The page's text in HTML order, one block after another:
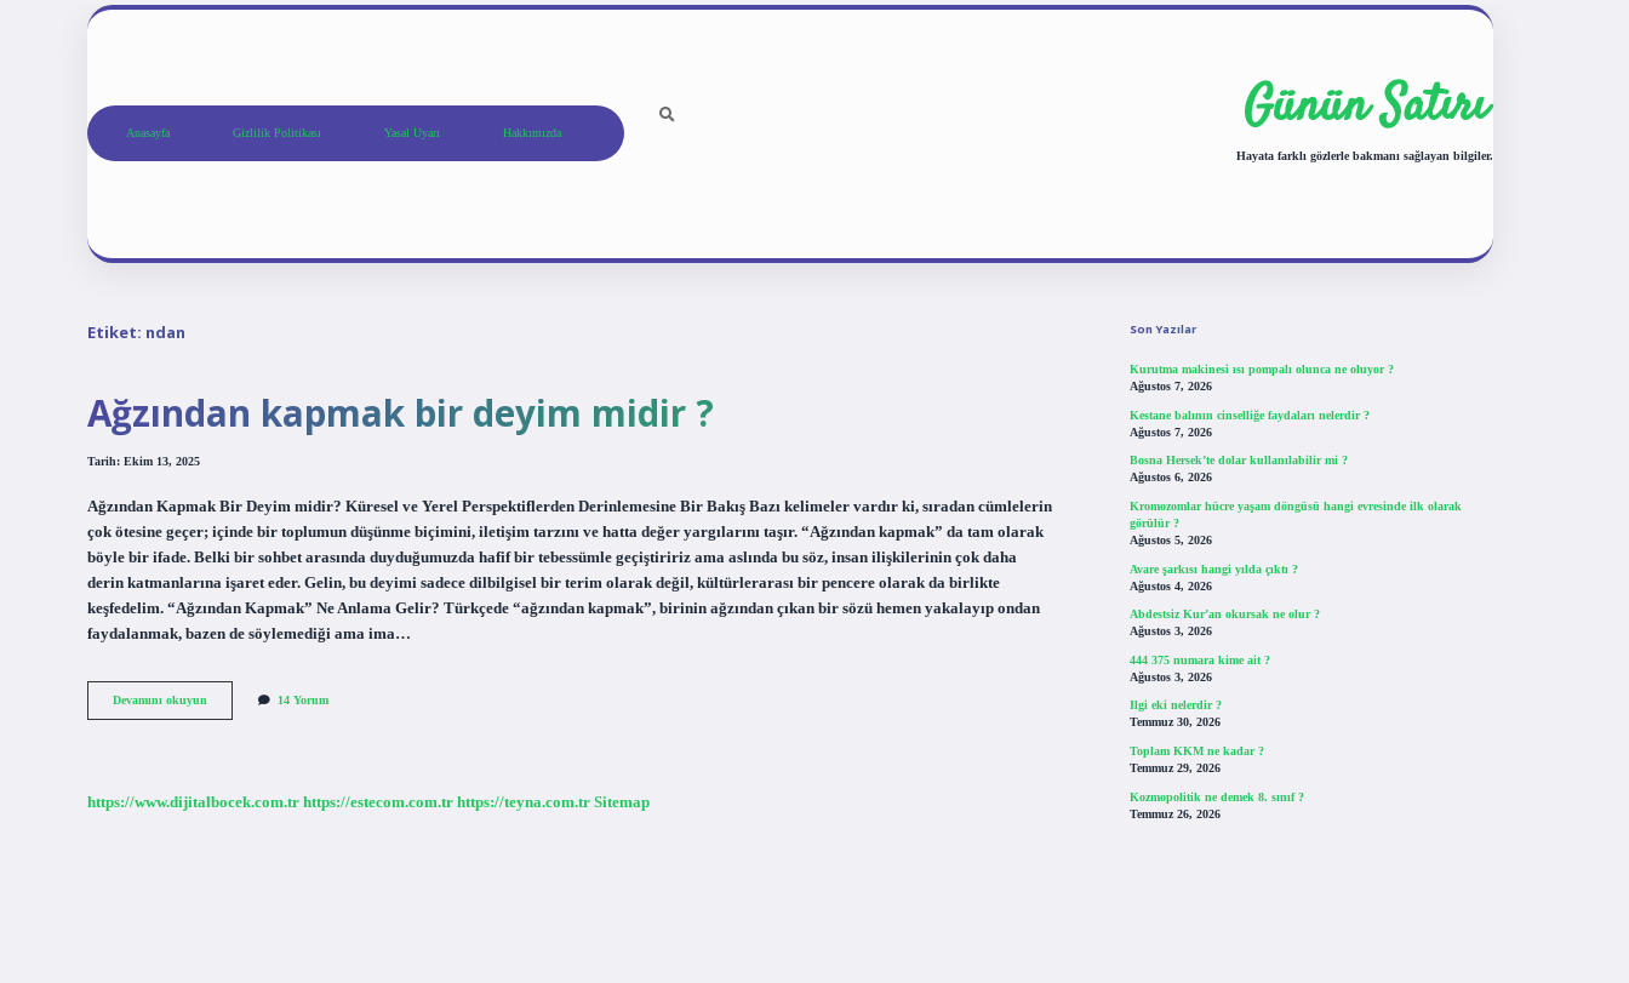
Anasayfa Gizlilik Politikası Yasal Uyarı Hakkımızda Günün Satırı
Hayata farklı gözlerle bakmanı sağlayan bilgiler.
Etiket: ndan
Ağzından kapmak bir deyim midir ?
Tarih: Ekim 13, 2025
Ağzından Kapmak Bir Deyim midir? Küresel ve Yerel Perspektiflerden Derinlemesine Bir Bakış Bazı kelimeler vardır ki, sıradan cümlelerin
çok ötesine geçer; içinde bir toplumun düşünme biçimini, iletişim tarzını ve hatta değer yargılarını taşır. “Ağzından kapmak” da tam olarak
böyle bir ifade. Belki bir sohbet arasında duyduğumuzda hafif bir tebessümle geçiştiririz ama aslında bu söz, insan ilişkilerinin çok daha
derin katmanlarına işaret eder. Gelin, bu deyimi sadece dilbilgisel bir terim olarak değil, kültürlerarası bir pencere olarak da birlikte
keşfedelim. “Ağzından Kapmak” Ne Anlama Gelir? Türkçede “ağzından kapmak”, birinin ağzından çıkan bir sözü hemen yakalayıp ondan
faydalanmak, bazen de söylemediği ama ima…
Devamını okuyun
kapmak
14 Yorum
https://www.dijitalbocek.com.tr https://estecom.com.tr https://teyna.com.tr Sitemap
Son Yazılar
Kurutma makinesi ısı pompalı olunca ne oluyor ?
Ağustos 7, 2026
Kestane balının cinselliğe faydaları nelerdir ?
Ağustos 7, 2026
Bosna Hersek’te dolar kullanılabilir mi ?
Ağustos 6, 2026
Kromozomlar hücre yaşam döngüsü hangi evresinde ilk olarak
görülür ?
Ağustos 5, 2026
Avare şarkısı hangi yılda çıktı ?
Ağustos 4, 2026
Abdestsiz Kur’an okursak ne olur ?
Ağustos 3, 2026
444 375 numara kime ait ?
Ağustos 3, 2026
Ilgi eki nelerdir ?
Temmuz 30, 2026
Toplam KKM ne kadar ?
Temmuz 29, 2026
Kozmopolitik ne demek 8. sınıf ?
Temmuz 26, 2026